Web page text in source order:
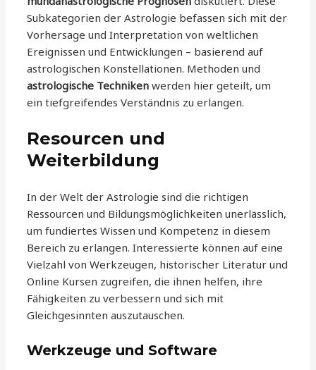
Subkategorien der Astrologie befassen sich mit der
Vorhersage und Interpretation von weltlichen
Ereignissen und Entwicklungen – basierend auf
astrologischen Konstellationen. Methoden und
astrologische Techniken werden hier geteilt, um
ein tiefgreifendes Verständnis zu erlangen.
Resourcen und
Weiterbildung
In der Welt der Astrologie sind die richtigen
Ressourcen und Bildungsmöglichkeiten unerlässlich,
um fundiertes Wissen und Kompetenz in diesem
Bereich zu erlangen. Interessierte können auf eine
Vielzahl von Werkzeugen, historischer Literatur und
Online Kursen zugreifen, die ihnen helfen, ihre
Fähigkeiten zu verbessern und sich mit
Gleichgesinnten auszutauschen.
Werkzeuge und Software